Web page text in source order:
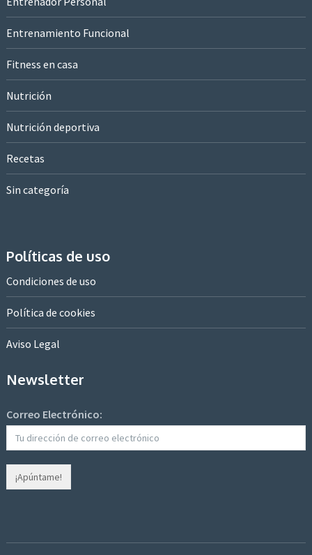
Entrenamiento Funcional
Fitness en casa
Nutrición
Nutrición deportiva
Recetas
Sin categoría
Políticas de uso
Condiciones de uso
Política de cookies
Aviso Legal
Newsletter
Correo Electrónico: